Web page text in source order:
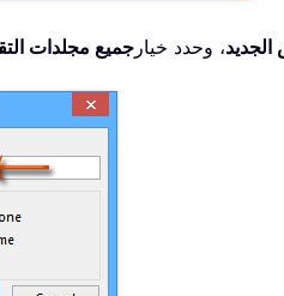
، وحدد خيار جميع مجلدات